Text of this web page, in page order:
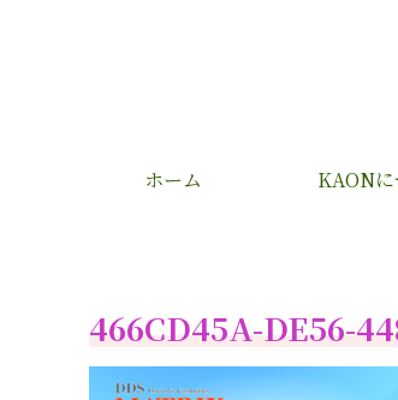
ホーム KAONに
466CD45A-DE56-